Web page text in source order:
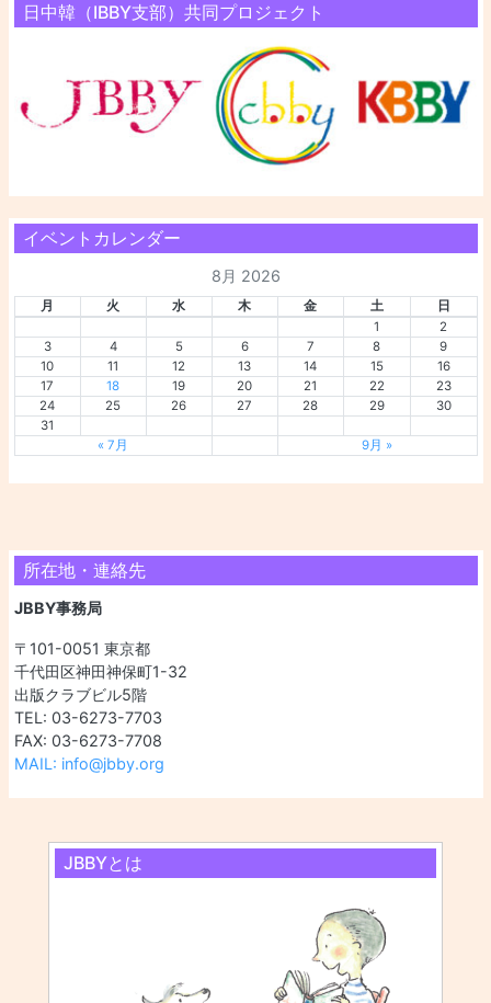
日中韓（IBBY支部）共同プロジェクト
イベントカレンダー
8月 2026
月 火 水 木 金 土
日
1
2
3
4 5 6 7 8
9
10
11 12 13 14 15
16
17
18 19 20 21 22
23
24
25 26 27 28 29
30
31
« 7月
9月 »
所在地・連絡先
JBBY事務局
〒101-0051 東京都
千代田区神田神保町1-32
出版クラブビル5階
TEL: 03-6273-7703
FAX: 03-6273-7708
MAIL: info@jbby.org
JBBYとは